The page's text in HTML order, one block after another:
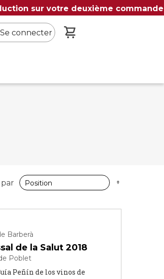
sur votre deuxième commande
Se connecter
Barberà
de la Salut 2018
Poblet
Peñín de los vinos de